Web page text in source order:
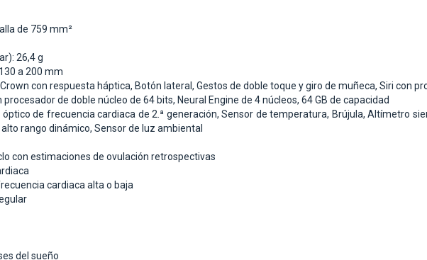
de 759 mm²
26,4 g
a 200 mm
con respuesta háptica, Botón lateral, Gestos de doble toque y giro de muñeca, Siri con
procesador de doble núcleo de 64 bits, Neural Engine de 4 núcleos, 64 GB de capacidad
óptico de frecuencia cardiaca de 2.ª generación,Sensor de temperatura, Brújula,Altímetro
rango dinámico, Sensor de luz ambiental
con estimaciones de ovulación retrospectivas
cardiaca alta o baja
del sueño